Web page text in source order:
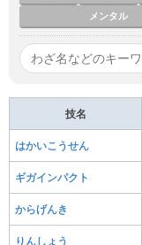
メンタル
技名
はかいこうせん
ギガインパクト
からげんき
りんしょう